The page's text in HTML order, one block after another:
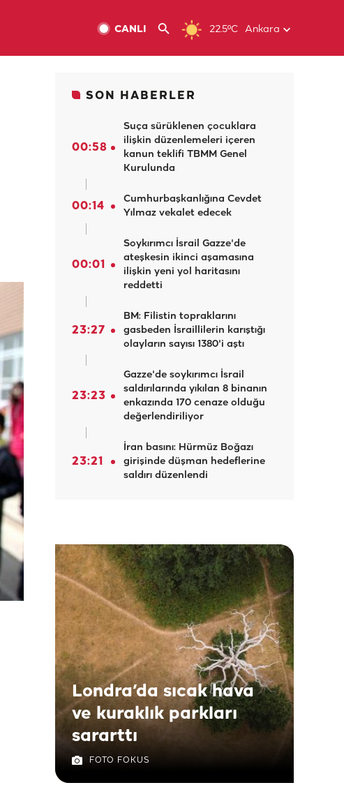
22.5ºC Ankara
CANLI
SON HABERLER
00:58
Suça sürüklenen çocuklara
ilişkin düzenlemeleri içeren
kanun teklifi TBMM Genel
Kurulunda
00:14
Cumhurbaşkanlığına Cevdet
Yılmaz vekalet edecek
00:01
Soykırımcı İsrail Gazze'de
ateşkesin ikinci aşamasına
ilişkin yeni yol haritasını
reddetti
23:27
BM: Filistin topraklarını
gasbeden İsraillilerin karıştığı
olayların sayısı 1380'i aştı
23:23
Gazze'de soykırımcı İsrail
saldırılarında yıkılan 8 binanın
enkazında 170 cenaze olduğu
değerlendiriliyor
23:21
İran basını: Hürmüz Boğazı
girişinde düşman hedeflerine
saldırı düzenlendi
Londra’da sıcak hava
ve kuraklık parkları
sararttı
FOTO FOKUS